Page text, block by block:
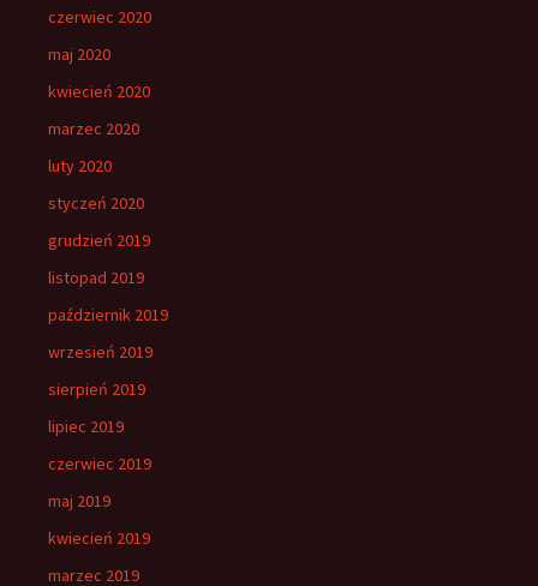
czerwiec 2020
maj 2020
kwiecień 2020
marzec 2020
luty 2020
styczeń 2020
grudzień 2019
listopad 2019
październik 2019
wrzesień 2019
sierpień 2019
lipiec 2019
czerwiec 2019
maj 2019
kwiecień 2019
marzec 2019